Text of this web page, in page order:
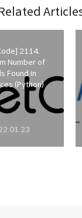
2114.
Number of
Found in
(Python)